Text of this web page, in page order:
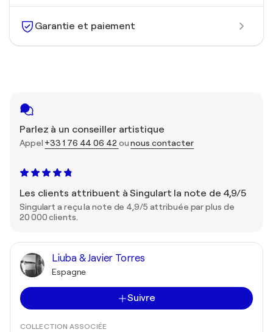
Garantie et paiement
Parlez à un conseiller artistique
Appel +33 1 76 44 06 42 ounous contacter
Les clients attribuent à Singulart la note de 4,9/5
Singulart a reçu la note de 4,9/5 attribuée par plus de
20 000 clients.
Liuba & Javier Torres
Espagne
Suivre
COLLECTION ASSOCIÉE